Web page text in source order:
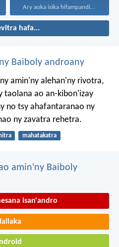
Ary aoka isika hifampandinika...
hafa...
Baiboly androany
amin'ny alehan'ny rivotra,
taolana ao an-kibon'izay
no tsy ahafantaranao ny
ny zavatra rehetra.
mahatakatra
amin'ny Baiboly
isan'andro